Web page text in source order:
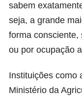
sabem
seja, a grande
forma consciente,
ou por ocupação
Instituições como
Ministério da